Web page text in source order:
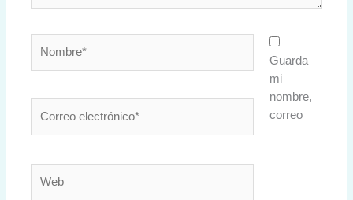
electrónico*
Guarda
mi
nombre,
correo